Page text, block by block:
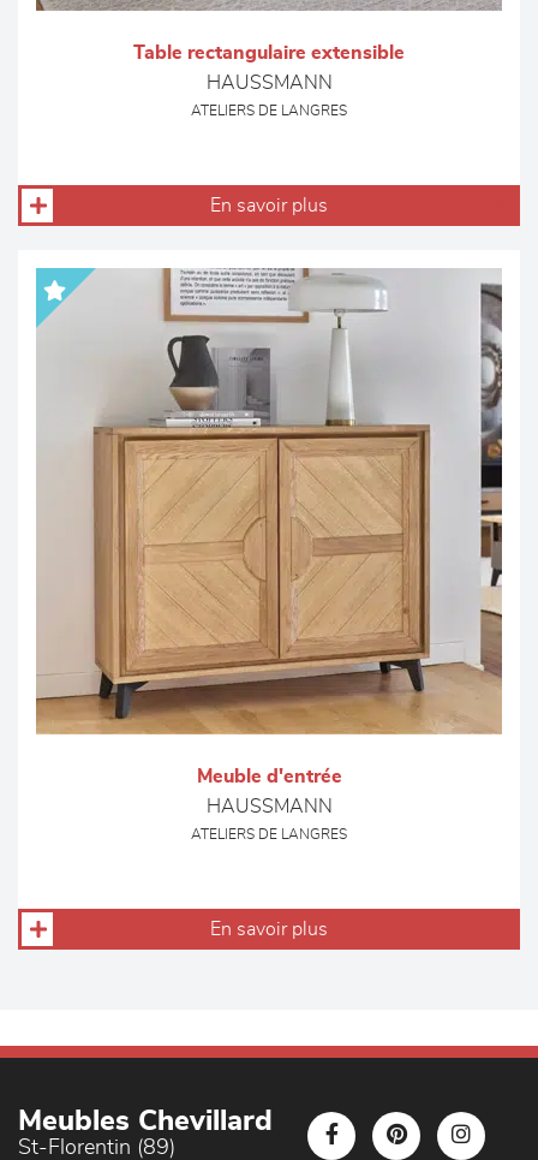
Table rectangulaire extensible
HAUSSMANN
ATELIERS DE LANGRES
En savoir plus
Meuble d'entrée
HAUSSMANN
ATELIERS DE LANGRES
En savoir plus
Meubles Chevillard
St-Florentin (89)